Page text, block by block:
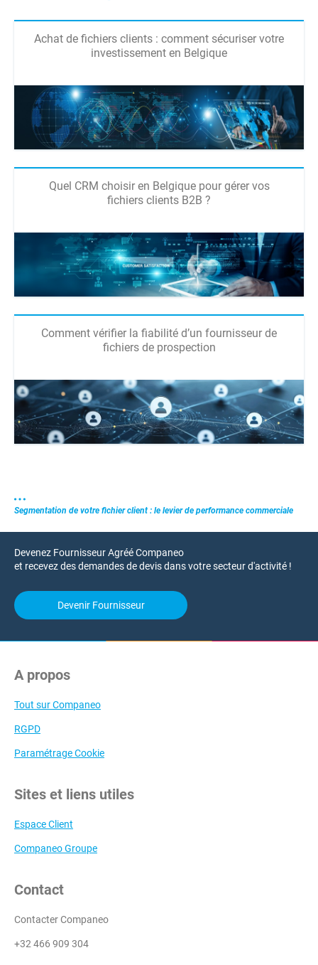
Achat de fichiers clients : comment sécuriser votre
investissement en Belgique
Quel CRM choisir en Belgique pour gérer vos
fichiers clients B2B ?
Comment vérifier la fiabilité d’un fournisseur de
fichiers de prospection
Segmentation de votre fichier client : le levier de performance commerciale
Devenez Fournisseur Agréé Companeo
et recevez des demandes de devis dans votre secteur d'activité !
Devenir Fournisseur
A propos
Tout sur Companeo
RGPD
Paramétrage Cookie
Sites et liens utiles
Espace Client
Companeo Groupe
Contact
Contacter Companeo
+32 466 909 304